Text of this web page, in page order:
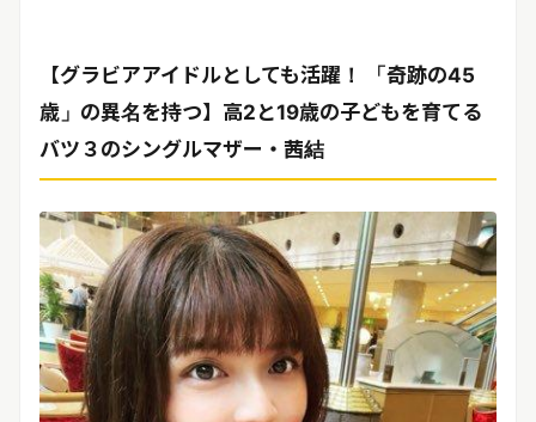
【グラビアアイドルとしても活躍！ 「奇跡の45
歳」の異名を持つ】高2と19歳の子どもを育てる
バツ３のシングルマザー・茜結